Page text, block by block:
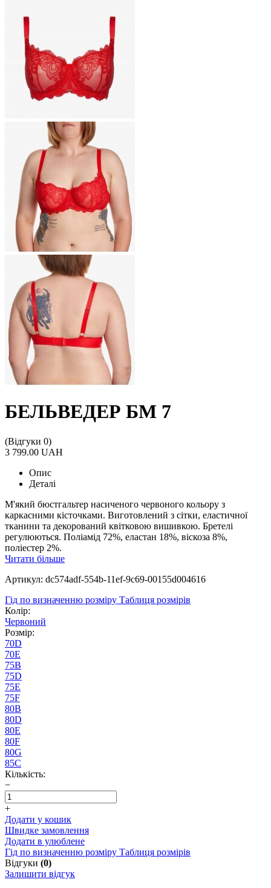
БЕЛЬВЕДЕР БМ 7
(Відгуки 0)
3 799.00 UAH
Опис
Деталі
М'який бюстгальтер насиченого червоного кольору з
каркасними кісточками. Виготовлений з сітки, еластичної
тканини та декорований квітковою вишивкою. Бретелі
регулюються. Поліамід 72%, еластан 18%, віскоза 8%,
поліестер 2%.
Читати більше
Артикул: dc574adf-554b-11ef-9c69-00155d004616
Гід по визначенню розміру Таблиця розмірів
Колір:
Червоний
Розмір:
70D
70E
75B
75D
75E
75F
80B
80D
80E
80F
80G
85C
Кількість:
−
+
Додати у кошик
Швидке замовлення
Додати в улюблене
Гід по визначенню розміру Таблиця розмірів
Відгуки (0)
Залишити відгук